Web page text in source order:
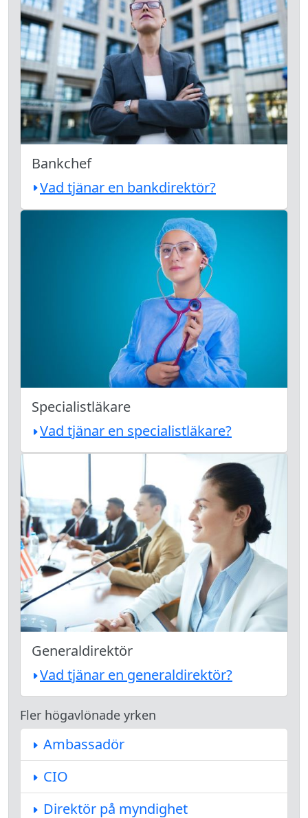
Bankchef
Vad tjänar en bankdirektör?
Specialistläkare
Vad tjänar en specialistläkare?
Generaldirektör
Vad tjänar en generaldirektör?
Fler högavlönade yrken
Ambassadör
CIO
Direktör på myndighet